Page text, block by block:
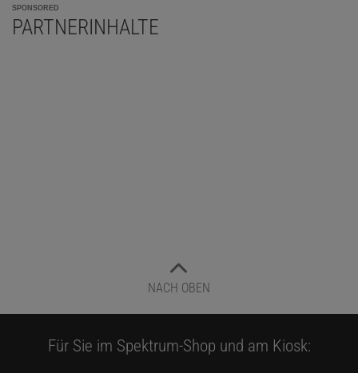
SPONSORED
PARTNERINHALTE
NACH OBEN
Für Sie im Spektrum-Shop und am Kiosk: